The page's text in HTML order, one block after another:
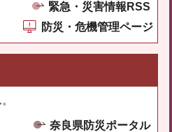
緊急・災害情報RSS
防災・危機管理ページ
奈良県防災ポータル